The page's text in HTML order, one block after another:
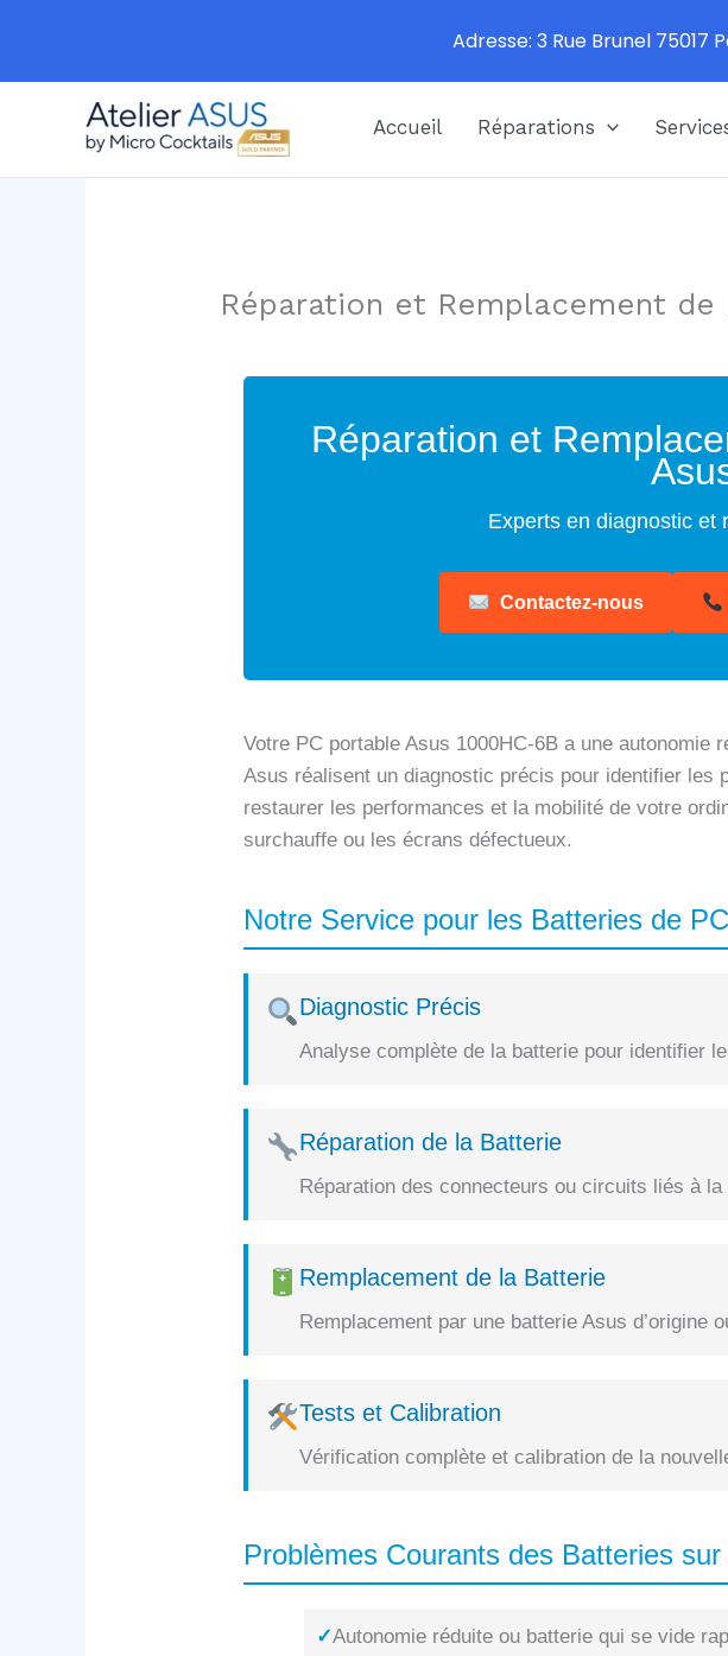
Accueil Réparations
Réparation et Remplacement de
Réparation et
Experts en diagnostic et
Contactez-nous
Votre PC portable Asus 1000HC-6B a une
Asus réalisent un diagnostic précis pour identifier les
restaurer les performances et la mobilité de votre
surchauffe ou les écrans défectueux.
Notre Service pour les Batteries de
Diagnostic Précis
Analyse complète de la batterie pour identifier
Réparation de la Batterie
Réparation des connecteurs ou circuits liés à
Remplacement de la Batterie
Remplacement par une batterie Asus d’origine
Tests et Calibration
Vérification complète et calibration de la
Problèmes Courants des Batteries
✓Autonomie réduite ou batterie qui se vide
Adresse: 3 Rue Brunel 75017